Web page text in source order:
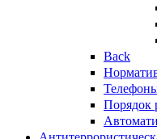
Back
Порядок